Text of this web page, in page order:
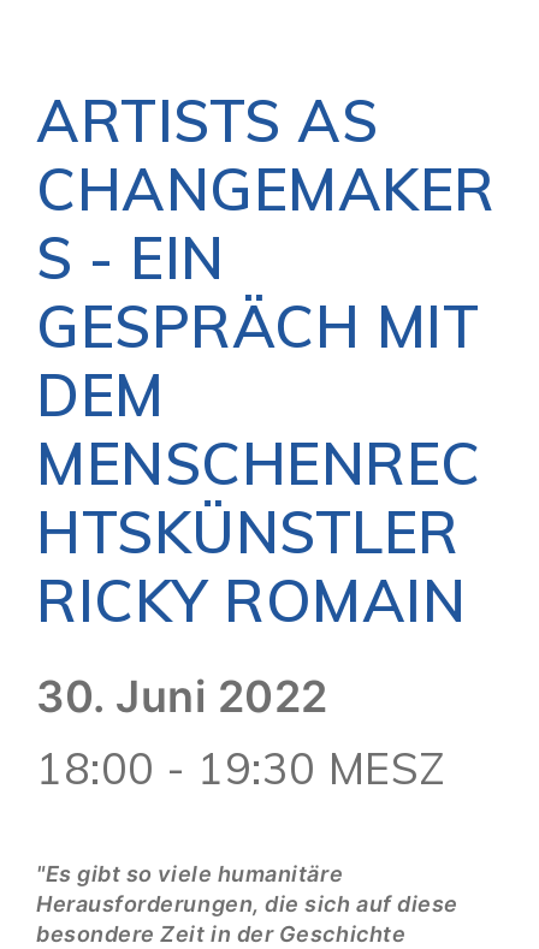
ARTISTS AS
CHANGEMAKER
S - EIN
GESPRÄCH MIT
DEM
MENSCHENREC
HTSKÜNSTLER
RICKY ROMAIN
30. Juni 2022
18:00 - 19:30 MESZ
"Es gibt so viele humanitäre
Herausforderungen, die sich auf diese
besondere Zeit in der Geschichte